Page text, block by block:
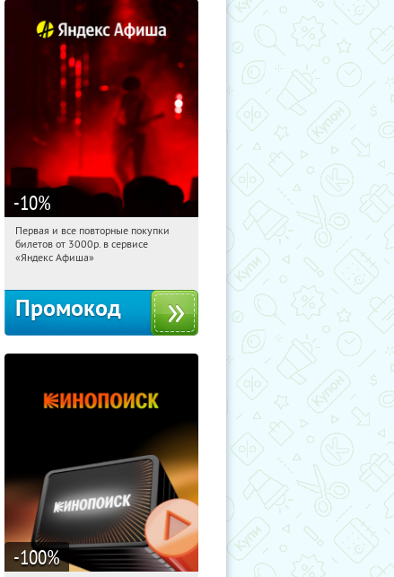
-10%
09:32:18 Получили:
Россия
Первая и все повторные покупки
билетов от 3000р. в сервисе
«Яндекс Афиша»
Промокод
-100%